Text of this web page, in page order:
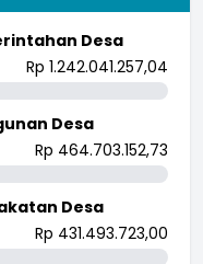
Desa
Rp 1.242.041.257,04
Desa
Rp 464.703.152,73
Desa
Rp 431.493.723,00